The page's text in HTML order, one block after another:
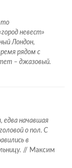
то
невест»
Лондон,
рядом с
– джазовый.
едва начавшая
о пол. С
в
// Максим